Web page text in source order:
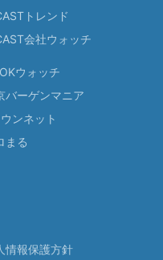
トレンド
会社ウォッチ
ウォッチ
バーゲンマニア
ンネット
まる
情報保護方針